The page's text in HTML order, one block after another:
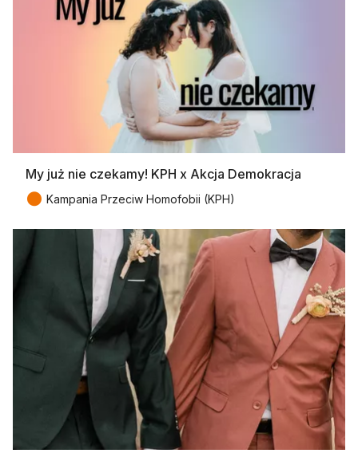
My już nie czekamy! KPH x Akcja Demokracja
● Kampania Przeciw Homofobii (KPH)